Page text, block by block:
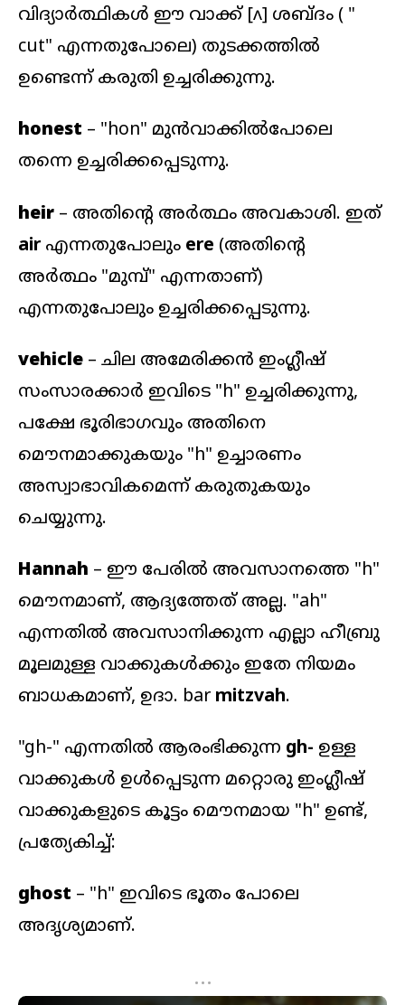
വിദ്യാർത്ഥികൾ ഈ വാക്ക് [ʌ] ശബ്ദം ( "
cut" എന്നതുപോലെ) തുടക്കത്തിൽ
ഉണ്ടെന്ന് കരുതി ഉച്ചരിക്കുന്നു.
honest – "hon" മുൻവാക്കിൽപോലെ
തന്നെ ഉച്ചരിക്കപ്പെടുന്നു.
heir – അതിന്റെ അർത്ഥം അവകാശി. ഇത്
air എന്നതുപോലും ere (അതിന്റെ
അർത്ഥം "മുമ്പ്" എന്നതാണ്)
എന്നതുപോലും ഉച്ചരിക്കപ്പെടുന്നു.
vehicle – ചില അമേരിക്കൻ ഇംഗ്ലീഷ്
സംസാരക്കാർ ഇവിടെ "h" ഉച്ചരിക്കുന്നു,
പക്ഷേ ഭൂരിഭാഗവും അതിനെ
മൌനമാക്കുകയും "h" ഉച്ചാരണം
അസ്വാഭാവികമെന്ന് കരുതുകയും
ചെയ്യുന്നു.
Hannah – ഈ പേരിൽ അവസാനത്തെ "h"
മൌനമാണ്, ആദ്യത്തേത് അല്ല. "ah"
എന്നതിൽ അവസാനിക്കുന്ന എല്ലാ ഹീബ്രു
മൂലമുള്ള വാക്കുകൾക്കും ഇതേ നിയമം
ബാധകമാണ്, ഉദാ. barmitzvah.
"gh-" എന്നതിൽ ആരംഭിക്കുന്ന gh- ഉള്ള
വാക്കുകൾ ഉൾപ്പെടുന്ന മറ്റൊരു ഇംഗ്ലീഷ്
വാക്കുകളുടെ കൂട്ടം മൌനമായ "h" ഉണ്ട്,
പ്രത്യേകിച്ച്:
ghost – "h" ഇവിടെ ഭൂതം പോലെ
അദൃശ്യമാണ്.
...